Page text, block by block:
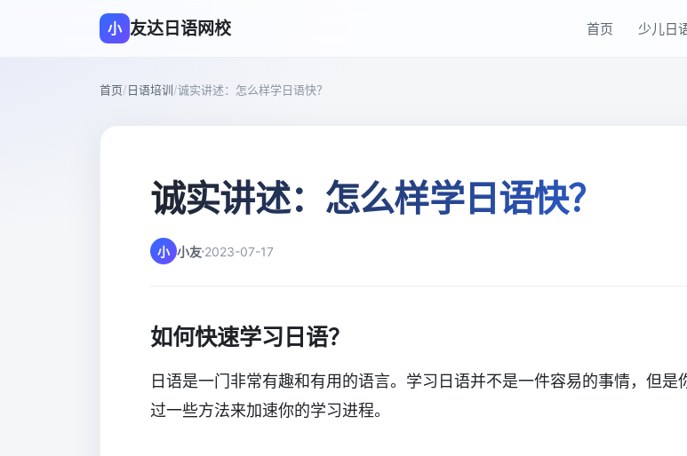
小 友达日语网校 首页 少儿日
首页/日语培训/诚实讲述：怎么样学日语快？
诚实讲述：怎么样学日语快？
小 小友 2023-07-17
如何快速学习日语？
日语是一门非常有趣和有用的语言。学习日语并不是一件容易的事情，但是
过一些方法来加速你的学习进程。